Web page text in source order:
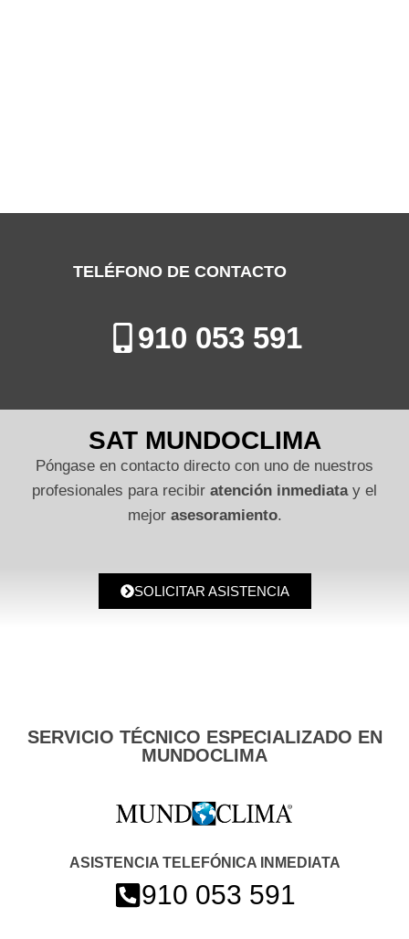
TELÉFONO DE CONTACTO
910 053 591
SAT MUNDOCLIMA
Póngase en contacto directo con uno de nuestros
profesionales para recibir atención inmediatay el
mejor asesoramiento.
SOLICITAR ASISTENCIA
SERVICIO TÉCNICO ESPECIALIZADO EN
MUNDOCLIMA
ASISTENCIA TELEFÓNICA INMEDIATA
910 053 591